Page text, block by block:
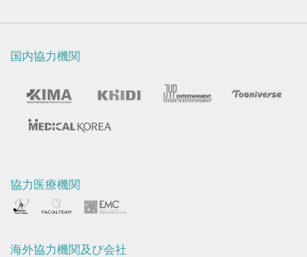
国内協力機関
協力医療機関
海外協力機関及び会社